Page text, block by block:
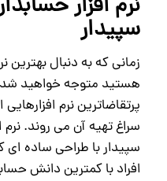
نرم افزار
سپیدار
زمانی که به دنبال بهترین
هستید متوجه خواهید
پرتقاضاترین نرم
سراغ تهیه آن می روند.
سپیدار با طراحی ساده
افراد با کمترین دانش